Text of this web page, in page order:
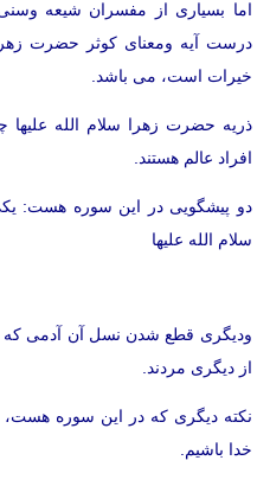
اما بسیاری از مفسران شیعه
درست آیه ومعنای کوثر حضرت
خیرات است، می باشد.
ذریه حضرت زهرا سلام الله
افراد عالم هستند.
دو پیشگویی در این سوره هست:
سلام الله علیها
ودیگری قطع شدن نسل آن آدمی
از دیگری مردند.
نکته دیگری که در این سوره هست،
خدا باشیم.